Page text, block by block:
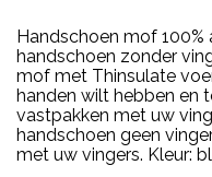
Handschoen mof
handschoen zonder
mof met Thinsulate
handen wilt hebben en
vastpakken met uw
handschoen geen
met uw vingers. Kleur: